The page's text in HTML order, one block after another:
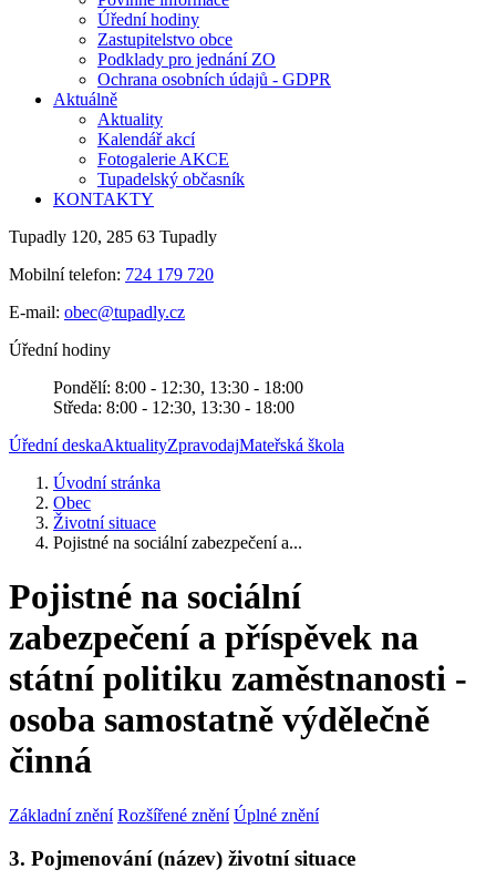
Úřední hodiny
Zastupitelstvo obce
Podklady pro jednání ZO
Ochrana osobních údajů - GDPR
Aktuálně
Aktuality
Kalendář akcí
Fotogalerie AKCE
Tupadelský občasník
KONTAKTY
Tupadly 120, 285 63 Tupadly
Mobilní telefon: 724 179 720
E-mail: obec@tupadly.cz
Úřední hodiny
Pondělí: 8:00 - 12:30, 13:30 - 18:00
Středa: 8:00 - 12:30, 13:30 - 18:00
Úřední deskaAktualityZpravodajMateřská škola
Úvodní stránka
Obec
Životní situace
Pojistné na sociální zabezpečení a...
Pojistné na sociální
zabezpečení a příspěvek na
státní politiku zaměstnanosti -
osoba samostatně výdělečně
činná
Základní znění Rozšířené znění Úplné znění
3. Pojmenování (název) životní situace